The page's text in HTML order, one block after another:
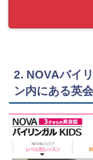
2. NOVAバイ
ン内にある英